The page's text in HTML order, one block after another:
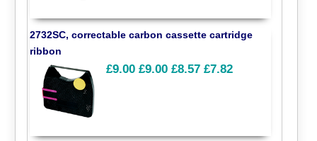
2732SC, correctable carbon cassette cartridge
ribbon
£9.00 £9.00 £8.57 £7.82